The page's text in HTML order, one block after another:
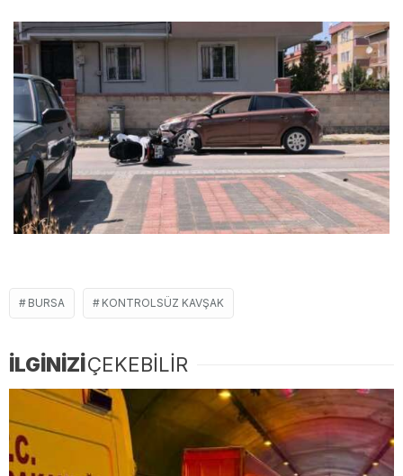
BURSA KONTROLSÜZ KAVŞAK
İLGİNİZİÇEKEBİLİR